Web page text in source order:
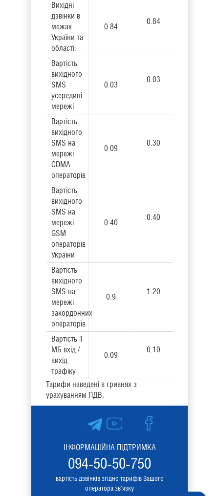
Вихідні
дзвінки в
межах
України та
області:
0.84
0.84
Вартість
вихідного
SMS
усередині
мережі
0.03
0.03
Вартість
вихідного
SMS на
мережі
CDMA
операторів
0.09
0.30
Вартість
вихідного
SMS на
мережі
GSM
операторів
України
0.40
0.40
Вартість
вихідного
SMS на
мережі
закордонних
операторів
0.9
1.20
Вартість 1
МБ вхід./
вихід.
трафіку
0.09
0.10
Тарифи наведені в гривнях з
урахуванням ПДВ.
ІНФОРМАЦІЙНА ПІДТРИМКА
094-50-50-750
вартість дзвінків згідно тарифів Вашого
оператора зв'язку